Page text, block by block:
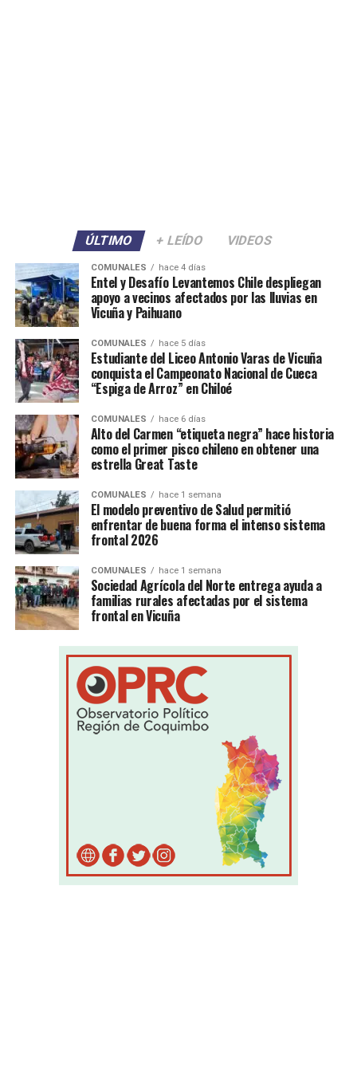
ÚLTIMO + LEÍDO VIDEOS
COMUNALES hace 4 días
Entel y Desafío Levantemos Chile despliegan
apoyo a vecinos afectados por las lluvias en
Vicuña y Paihuano
COMUNALES hace 5 días
Estudiante del Liceo Antonio Varas de Vicuña
conquista el Campeonato Nacional de Cueca
“Espiga de Arroz” en Chiloé
COMUNALES hace 6 días
Alto del Carmen “etiqueta negra” hace historia
como el primer pisco chileno en obtener una
estrella Great Taste
COMUNALES hace 1 semana
El modelo preventivo de Salud permitió
enfrentar de buena forma el intenso sistema
frontal 2026
COMUNALES hace 1 semana
Sociedad Agrícola del Norte entrega ayuda a
familias rurales afectadas por el sistema
frontal en Vicuña